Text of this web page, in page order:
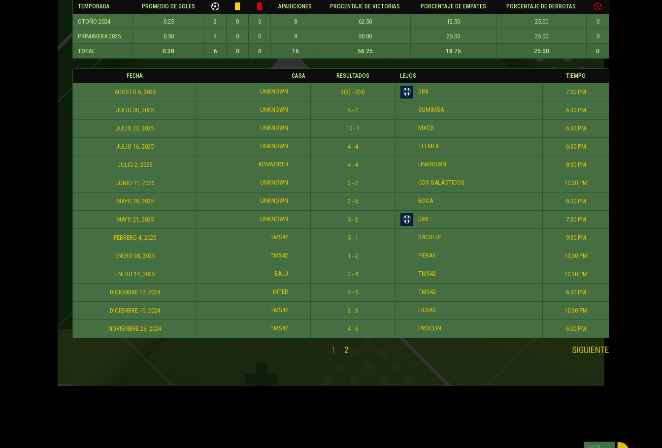
TEMPORADA PROMEDIO DE GOLES APARICIONES PROCENTAJE DE VICTORIAS PORCENTAJE DE EMPATES PORCENTAJE DE DERROTAS
OTOÑO 2024 0.25 2 0 0 8 62.50 12.50 25.00
0
PRIMAVERA 2025
0.50 4 0 0 8 50.00 25.00 25.00
0
TOTAL
0.38 6 0 0 16 56.25 18.75 25.00 0
FECHA CASA RESULTADOS LEJOS TIEMPO
AGOSTO 6, 2025 UNKNOWN 3(3) - 3(4) DIM 7:30 PM
JULIO 30, 2025 UNKNOWN 5 - 2 SUMIMSA 6:30 PM
JULIO 23, 2025 UNKNOWN 10 - 1 MXCB 6:30 PM
JULIO 16, 2025 UNKNOWN 4 - 4 TELMEX 6:30 PM
JULIO 2, 2025 KENWORTH 4 - 4 UNKNOWN 8:30 PM
JUNIO 11, 2025 UNKNOWN 3 - 2 CDS GALACTICOS 10:30 PM
MAYO 28, 2025 UNKNOWN 3 - 6 BOCA 8:30 PM
MAYO 21, 2025 UNKNOWN 5 - 2 DIM 7:30 PM
FEBRERO 4, 2025 TMS42 5 - 1 BACBLUE 9:30 PM
ENERO 28, 2025 TMS42 1 - 2 FIERAS 10:30 PM
ENERO 14, 2025 BALU 2 - 4 TMS42 10:30 PM
DICIEMBRE 17, 2024 INTER 4 - 5 TMS42 6:30 PM
DICIEMBRE 10, 2024 TMS42 3 - 3 FIERAS 10:30 PM
NOVIEMBRE 26, 2024 TMS42 4 - 6 PROCLIN 6:30 PM
1 2 SIGUIENTE
Oct 29